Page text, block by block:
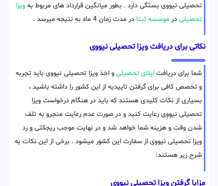
تحصیلی نیووی بستگی دارد . بطور میانگین قرارداد های مربوط به ویزا
تحصیلی در موسسه ثبتا در مدت زمان 4 ماه به نتیجه میرسد .
نکاتی برای دریافت ویزا تحصیلی نیووی
شما برای دریافت اپلای تحصیلی و اخذ ویزا تحصیلی نیووی باید تجربه
و تخصص کافی برای گرفتن تاییدیه از این کشور را داشته باشید ،
بسیاری از نکات کلیدی هستند که باید در هنگام درخواست ویزا
تحصیلی نیووی رعایت کنید و در صورت عدم رعایت منجرو به تلف
شدن وقت و هزینه شما خواهد شد و در نهایت موجب ریجکتی و رد
ویزا تحصیلی نیووی از سفارت این کشور میشود . برخی از این نکات به
شرح زیر هستند:
مزایا گرفتن ویزا تحصیلی نیووی